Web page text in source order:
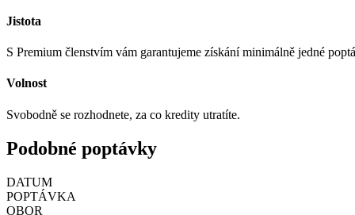
Jistota
S Premium členstvím vám garantujeme získání minimálně jedné
Volnost
Svobodně se rozhodnete, za co kredity utratíte.
Podobné poptávky
DATUM
POPTÁVKA
OBOR